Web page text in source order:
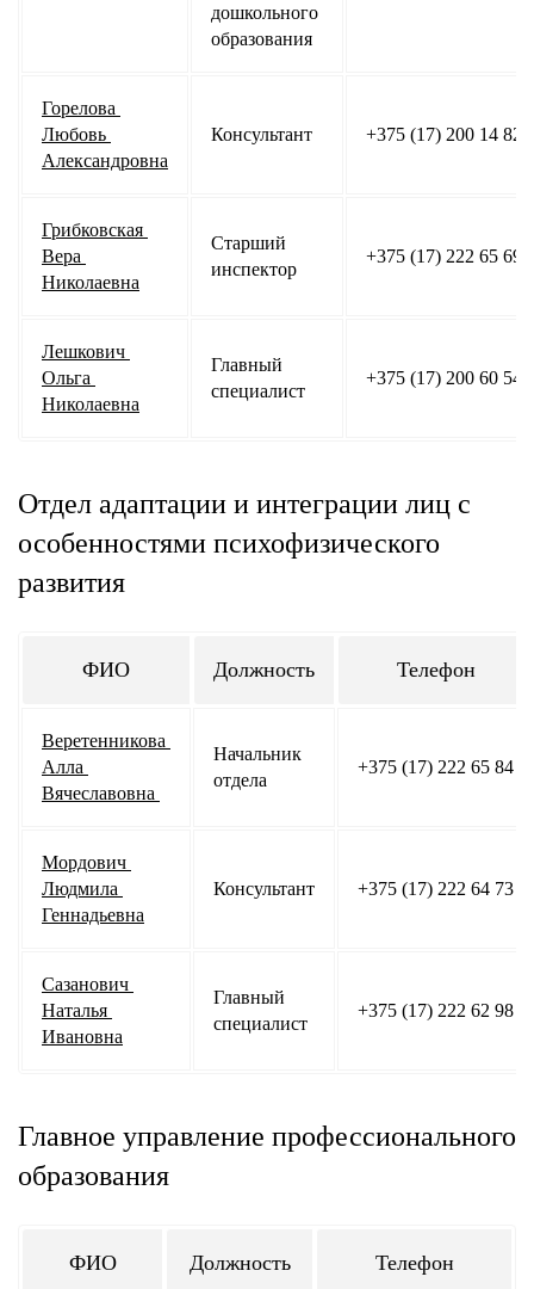
дошкольного
образования
Горелова
Любовь
Александровна
Консультант +375 (17) 200 14 82
Грибковская
Вера
Николаевна
Старший
инспектор
+375 (17) 222 65 69
Лешкович
Ольга
Николаевна
Главный
специалист
+375 (17) 200 60 54
Отдел адаптации и интеграции лиц с
особенностями психофизического
развития
ФИО Должность Телефон
Веретенникова
Алла
Вячеславовна
Начальник
отдела
+375 (17) 222 65 84
Мордович
Людмила
Геннадьевна
Консультант +375 (17) 222 64 73
Сазанович
Наталья
Ивановна
Главный
специалист
+375 (17) 222 62 98
Главное управление профессионального
образования
ФИО Должность Телефон